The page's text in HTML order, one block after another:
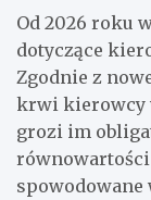
Od 2026 roku
dotyczące
Zgodnie z
krwi kierowcy
grozi im
równowartości
spowodowane